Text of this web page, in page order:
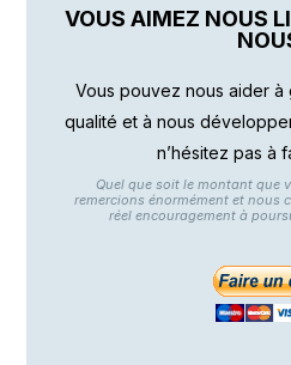
VOUS AIMEZ NOUS
Vous pouvez nous aider
qualité et à nous
n’hésitez pas à
Quel que soit le montant que
remercions énormément et nous
réel encouragement à